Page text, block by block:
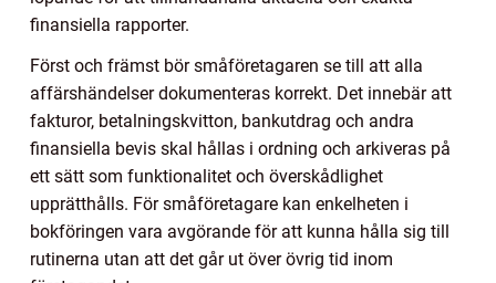
finansiella rapporter.
Först och främst bör småföretagaren se till att alla
affärshändelser dokumenteras korrekt. Det innebär att
fakturor, betalningskvitton, bankutdrag och andra
finansiella bevis skal hållas i ordning och arkiveras på
ett sätt som funktionalitet och överskådlighet
upprätthålls. För småföretagare kan enkelheten i
bokföringen vara avgörande för att kunna hålla sig till
rutinerna utan att det går ut över övrig tid inom